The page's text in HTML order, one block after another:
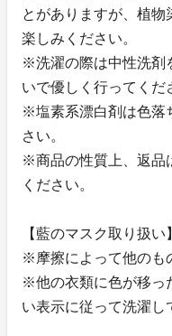
とがありますが、植
楽しみください。
※洗濯の際は中性洗剤
いで優しく行ってくだ
※塩素系漂白剤は色落
さい。
※商品の性質上、返品
ください。
【藍のマスク取り扱い】
※摩擦によって他のも
※他の衣類に色が移っ
い表示に従って洗濯し